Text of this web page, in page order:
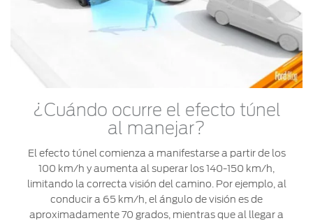
¿Cuándo ocurre el efecto túnel
al manejar?
El efecto túnel comienza a manifestarse a partir de los
100 km/h y aumenta al superar los 140-150 km/h,
limitando la correcta visión del camino. Por ejemplo, al
conducir a 65 km/h, el ángulo de visión es de
aproximadamente 70 grados, mientras que al llegar a